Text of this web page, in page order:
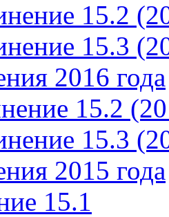
15.2
15.3
2016 года
15.2
15.3
2015 года
15.1